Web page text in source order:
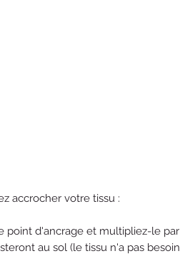
accrocher votre tissu :
point d'ancrage et multipliez-le par
au sol (le tissu n'a pas besoin